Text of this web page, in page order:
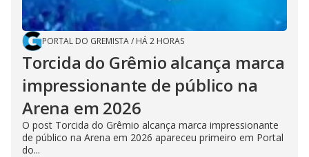
PORTAL DO GREMISTA/ HÁ 2 HORAS
Torcida do Grêmio alcança marca
impressionante de público na
Arena em 2026
O post Torcida do Grêmio alcança marca impressionante
de público na Arena em 2026 apareceu primeiro em Portal
do...